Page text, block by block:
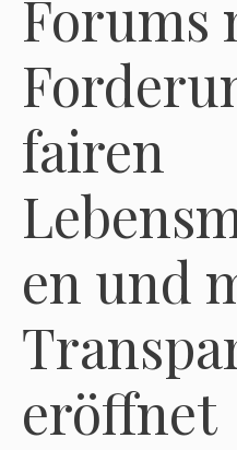
Forums
fairen
en und
eröffnet